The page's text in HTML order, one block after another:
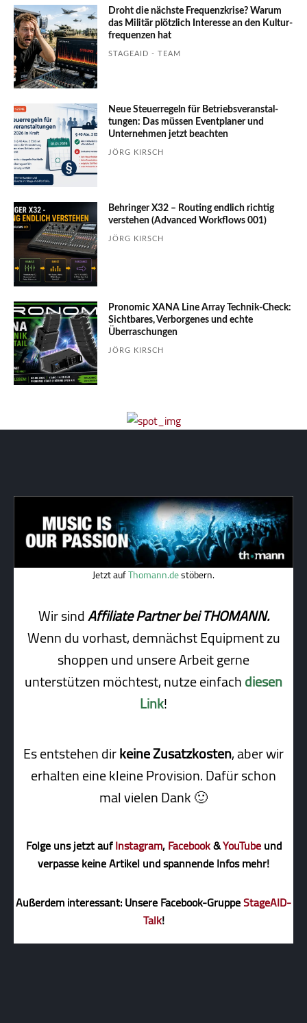
Droht die nächste Frequenzkrise? Warum
das Mili­tär plötzlich Inte­resse an den Kultur­
fre­quen­zen hat
STAGEAID - TEAM
Neue Steuerregeln für Betriebs­ver­an­stal­
tungen: Das müssen Event­planer und
Unter­nehmen jetzt beachten
JÖRG KIRSCH
Behringer X32 – Routing endlich richtig
verstehen (Advanced Workflows 001)
JÖRG KIRSCH
Pronomic XANA Line Array Technik-Check:
Sichtbares, Verborgenes und echte
Überraschungen
JÖRG KIRSCH
Jetzt aufThomann.destöbern.
Wir sindAffiliate Partner bei THOMANN.
Wenn du vorhast, demnächst Equipment zu
shoppen und unsere Arbeit gerne
unterstützen möchtest, nutze einfachdiesen
Link!
Es entstehen dirkeine Zusatzkosten, aber wir
erhalten eine kleine Pro­vi­sion. Dafür schon
mal vielen Dank 🙂
Folge uns jetzt aufInstagram,Facebook&YouTubeund
verpasse keine Artikel und spannende Infos mehr!
Außerdem interessant: Unsere Facebook-GruppeStageAID-
Talk!